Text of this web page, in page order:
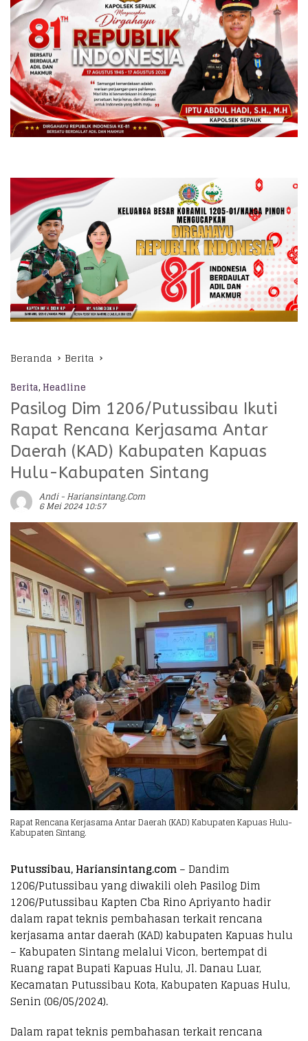
Beranda Berita
Berita, Headline
Pasilog Dim 1206/Putussibau Ikuti
Rapat Rencana Kerjasama Antar
Daerah (KAD) Kabupaten Kapuas
Hulu-Kabupaten Sintang
Andi - Hariansintang.com
6 Mei 2024 10:57
Rapat Rencana Kerjasama Antar Daerah (KAD) Kabupaten Kapuas Hulu-
Kabupaten Sintang.
Putussibau, Hariansintang.com– Dandim
1206/Putussibau yang diwakili oleh Pasilog Dim
1206/Putussibau Kapten Cba Rino Apriyanto hadir
dalam rapat teknis pembahasan terkait rencana
kerjasama antar daerah (KAD) kabupaten Kapuas hulu
– Kabupaten Sintang melalui Vicon, bertempat di
Ruang rapat Bupati Kapuas Hulu, Jl. Danau Luar,
Kecamatan Putussibau Kota, Kabupaten Kapuas Hulu,
Senin (06/05/2024).
Dalam rapat teknis pembahasan terkait rencana